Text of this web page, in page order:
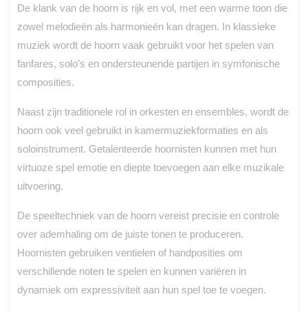
De klank van de hoorn is rijk en vol, met een warme toon die
zowel melodieën als harmonieën kan dragen. In klassieke
muziek wordt de hoorn vaak gebruikt voor het spelen van
fanfares, solo’s en ondersteunende partijen in symfonische
composities.
Naast zijn traditionele rol in orkesten en ensembles, wordt de
hoorn ook veel gebruikt in kamermuziekformaties en als
soloinstrument. Getalenteerde hoornisten kunnen met hun
virtuoze spel emotie en diepte toevoegen aan elke muzikale
uitvoering.
De speeltechniek van de hoorn vereist precisie en controle
over ademhaling om de juiste tonen te produceren.
Hoornisten gebruiken ventielen of handposities om
verschillende noten te spelen en kunnen variëren in
dynamiek om expressiviteit aan hun spel toe te voegen.